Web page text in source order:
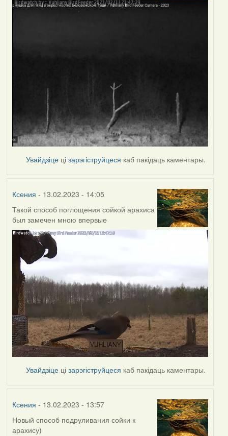
Увайдзіце цізарэгіструйцеся каб пакідаць каментары.
Ксения - 13.02.2023 - 14:05
Такой способ поглощения сойкой арахиса
был замечен мною впервые
Увайдзіце цізарэгіструйцеся каб пакідаць каментары.
Ксения - 13.02.2023 - 13:57
Новый способ подруливания сойки к
арахису)